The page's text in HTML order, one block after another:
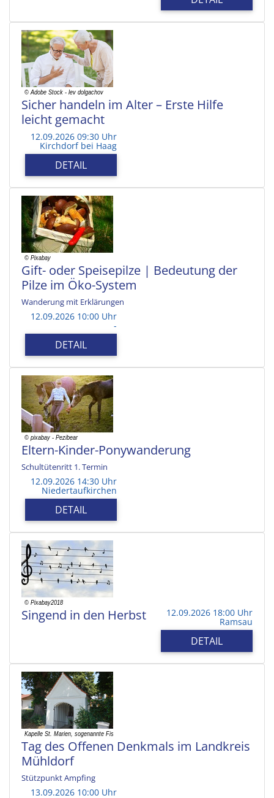
Sicher handeln im Alter – Erste Hilfe
leicht gemacht
12.09.2026 09:30 Uhr
Kirchdorf bei Haag
DETAIL
Gift- oder Speisepilze | Bedeutung der
Pilze im Öko-System
Wanderung mit Erklärungen
12.09.2026 10:00 Uhr
-
DETAIL
Eltern-Kinder-Ponywanderung
Schultütenritt 1. Termin
12.09.2026 14:30 Uhr
Niedertaufkirchen
DETAIL
Singend in den Herbst 12.09.2026 18:00 Uhr
Ramsau
DETAIL
Tag des Offenen Denkmals im Landkreis
Mühldorf
Stützpunkt Ampfing
13.09.2026 10:00 Uhr